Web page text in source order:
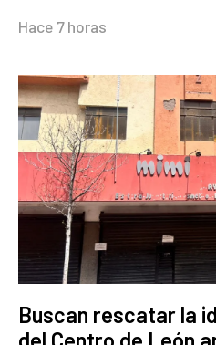
Hace 7 horas
Buscan rescatar la